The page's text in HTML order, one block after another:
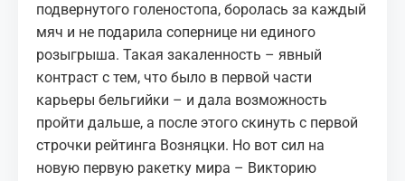
подвернутого голеностопа, боролась за каждый
мяч и не подарила сопернице ни единого
розыгрыша. Такая закаленность – явный
контраст с тем, что было в первой части
карьеры бельгийки – и дала возможность
пройти дальше, а после этого скинуть с первой
строчки рейтинга Возняцки. Но вот сил на
новую первую ракетку мира – Викторию